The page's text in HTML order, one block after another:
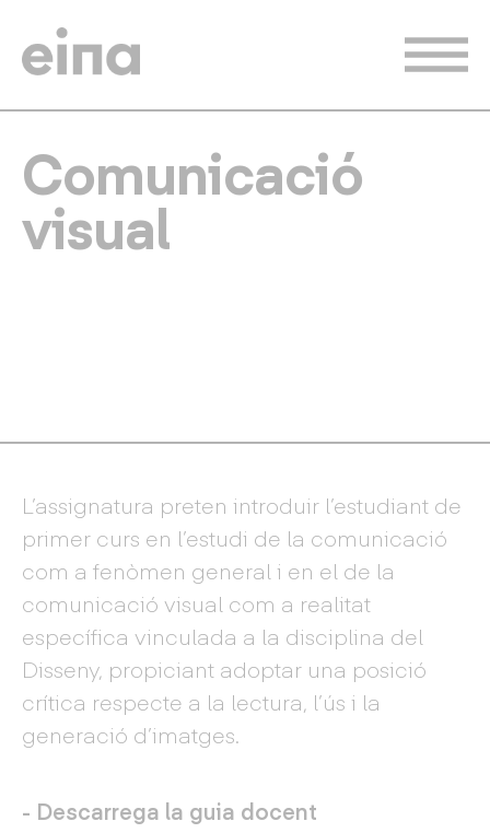
Comunicació
visual
L’assignatura preten introduir l’estudiant de
primer curs en l’estudi de la comunicació
com a fenòmen general i en el de la
comunicació visual com a realitat
específica vinculada a la disciplina del
Disseny, propiciant adoptar una posició
crítica respecte a la lectura, l’ús i la
generació d’imatges.
- Descarrega la guia docent